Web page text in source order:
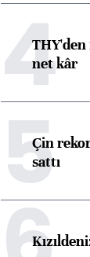
4
net kâr
5
Çin
sattı